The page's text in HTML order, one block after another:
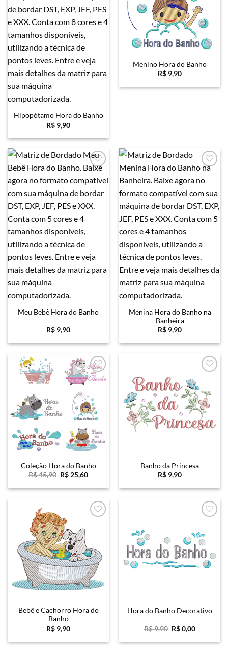
Hipopótamo Hora do Banho
R$ 9,90
Menino Hora do Banho
R$ 9,90
Meu Bebê Hora do Banho
R$ 9,90
Menina Hora do Banho na
Banheira
R$ 9,90
Favoritar
Coleção Hora do Banho
R$45,90 O
original
R$ 25,60O
atual
R$ 25,60.
Favoritar
Banho da Princesa
R$ 9,90
Bebê e Cachorro Hora do
Banho
R$ 9,90
Hora do Banho Decorativo
R$9,90 O
preço
original
R$0,00O
atual